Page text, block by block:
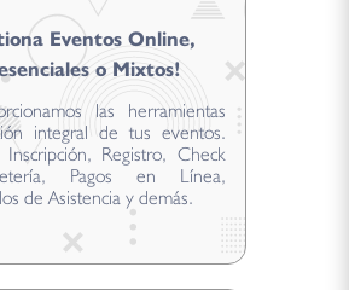
Eventos Online,
o Mixtos!
las herramientas
integral de tus eventos.
Inscripción, Registro, Check
Pagos en Línea,
de Asistencia y demás.